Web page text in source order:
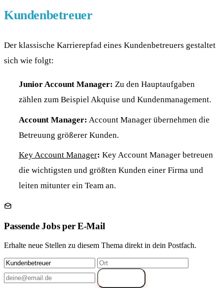
Kundenbetreuer
Der klassische Karrierepfad eines Kundenbetreuers gestaltet
sich wie folgt:
Junior Account Manager: Zu den Hauptaufgaben
zählen zum Beispiel Akquise und Kundenmanagement.
Account Manager: Account Manager übernehmen die
Betreuung größerer Kunden.
Key Account Manager: Key Account Manager betreuen
die wichtigsten und größten Kunden einer Firma und
leiten mitunter ein Team an.
Passende Jobs per E-Mail
Erhalte neue Stellen zu diesem Thema direkt in dein Postfach.